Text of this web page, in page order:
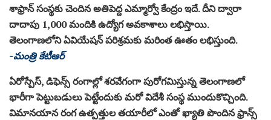
శాఫ్రాన్‌ సంస్థకు చెందిన అతిపెద్ద ఎమ్మార్వో కేంద్రం ఇదే. దీని ద్వారా
దాదాపు 1,000 మందికి ఉద్యోగ అవకాశాలు లభిస్తాయి.
తెలంగాణలోని ఏవియేషన్‌ పరిశ్రమకు మరింత ఊతం లభిస్తుంది.
-మంత్రి కేటీఆర్‌
ఏరోస్పేస్‌, డిఫెన్స్‌ రంగాల్లో శరవేగంగా పురోగమిస్తున్న తెలంగాణలో
భారీగా పెట్టుబడులు పెట్టేందుకు మరో విదేశీ సంస్థ ముందుకొచ్చింది.
విమానయాన రంగ ఉత్పత్తుల తయారీలో ఎంతో ఖ్యాతి పొందిన ఫ్రాన్స్‌